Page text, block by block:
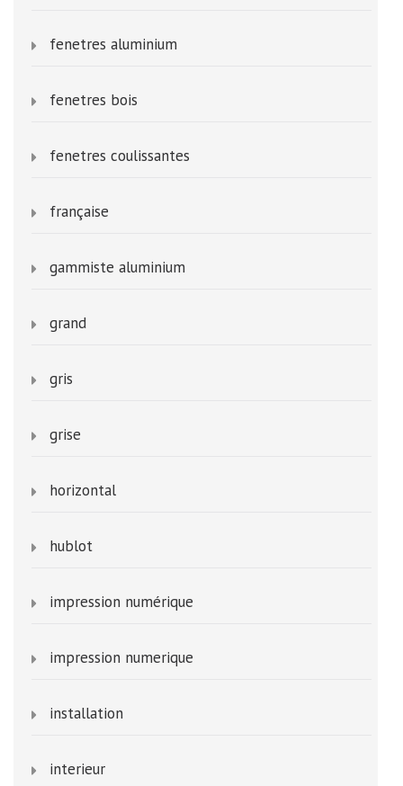
fenetres aluminium
fenetres bois
fenetres coulissantes
française
gammiste aluminium
grand
gris
grise
horizontal
hublot
impression numérique
impression numerique
installation
interieur